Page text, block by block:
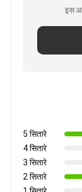
इस
5 सितारे
4 सितारे
3 सितारे
2 सितारे